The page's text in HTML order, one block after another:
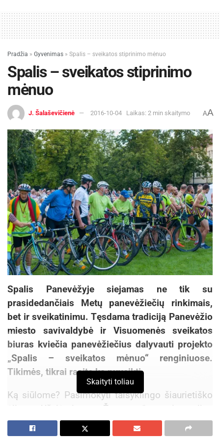
Pradžia » Gyvenimas » Spalis – sveikatos stiprinimo mėnuo
Spalis – sveikatos stiprinimo
mėnuo
J. Šalaševičienė 2016-10-04 Laikas: 2 min skaitymo AA
Spalis Panevėžyje siejamas ne tik su
prasidedančiais Metų panevėžiečių rinkimais,
bet ir sveikatinimu. Tęsdama tradiciją Panevėžio
miesto savivaldybė ir Visuomenės sveikatos
biuras kviečia panevėžiečius dalyvauti projekto
„Spalis – sveikatos mėnuo“ renginiuose.
Tikimės, tikrai rasite ką nuveikti.
Ką siūlome? Pasimokyti taisyklingo šiaurietiško
ėjimo. Užsiėmimus „Žemynos“ progimnazijos
baseine bei Fizinės medicinos ir reabilitacijos
centre. Pilateso mankštas, kalanetiką,
Skaityti toliau